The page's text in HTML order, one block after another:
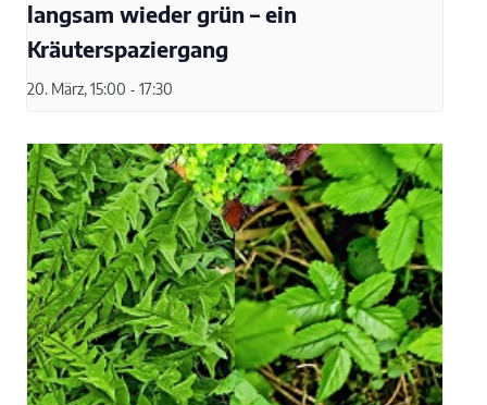
langsam wieder grün – ein
Kräuterspaziergang
20. März, 15:00 - 17:30